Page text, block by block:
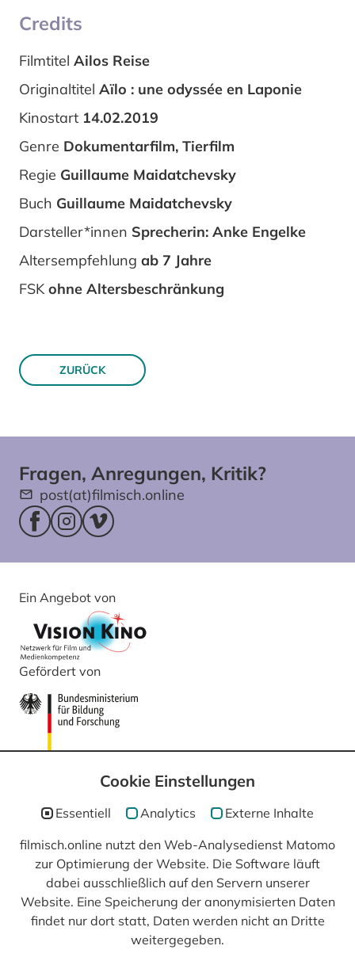
Credits
Filmtitel Ailos Reise
Originaltitel Aïlo : une odyssée en Laponie
Kinostart 14.02.2019
Genre Dokumentarfilm, Tierfilm
Regie Guillaume Maidatchevsky
Buch Guillaume Maidatchevsky
Darsteller*innen Sprecherin: Anke Engelke
Altersempfehlung ab 7 Jahre
FSK ohne Altersbeschränkung
ZURÜCK
Fragen, Anregungen, Kritik?
post(at)filmisch.online
Facebookseite (öffnet im neuen Fenster)
Instagram (öffnet im neuen Fenster)
Vimeo (öffnet im neuen Fenster)
Ein Angebot von
Gefördert von
In Kooperation mit
Cookie Einstellungen
Essentiell Analytics Externe Inhalte
filmisch.online nutzt den Web-Analysedienst Matomo
zur Optimierung der Website. Die Software läuft
dabei ausschließlich auf den Servern unserer
Website. Eine Speicherung der anonymisierten Daten
findet nur dort statt, Daten werden nicht an Dritte
weitergegeben.